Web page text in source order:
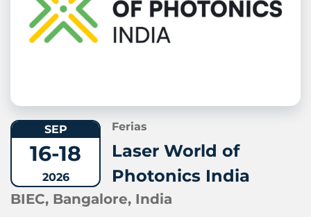
SEP
16-18
2026
Ferias
Laser World of
Photonics India
BIEC, Bangalore, India